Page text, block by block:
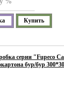
Купить
серии "Fupeco
бур/бур